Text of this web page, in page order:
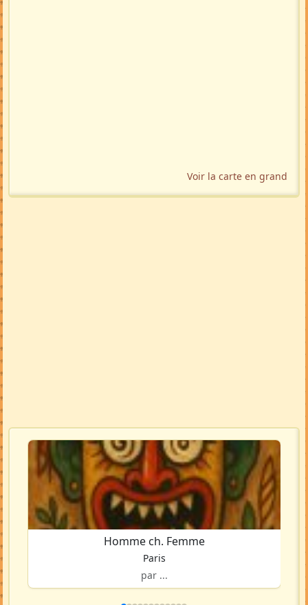
Voir la carte en grand
Homme ch. Femme
Paris
par ...